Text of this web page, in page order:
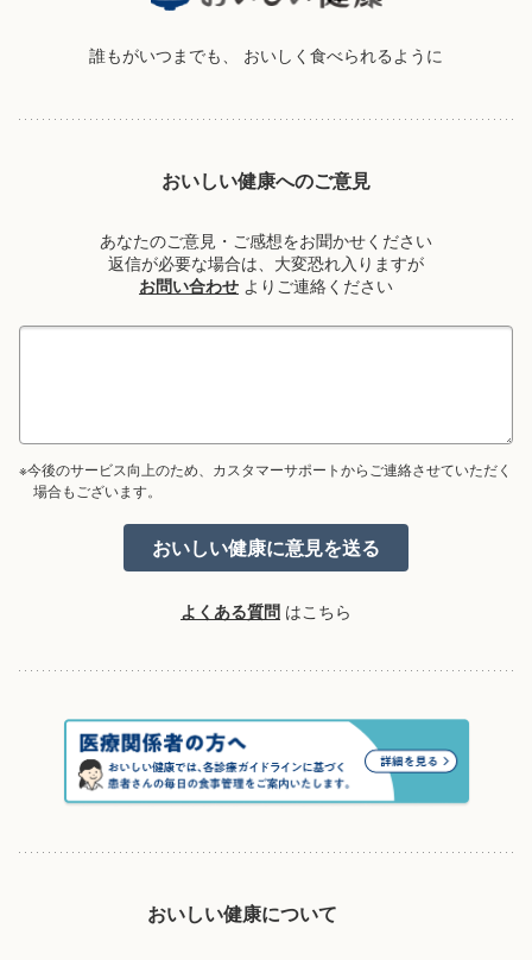
誰もがいつまでも、 おいしく食べられるように
おいしい健康へのご意見
あなたのご意見・ご感想をお聞かせください
返信が必要な場合は、大変恐れ入りますが
お問い合わせ よりご連絡ください
※今後のサービス向上のため、カスタマーサポートからご連絡させていただく
場合もございます。
よくある質問 はこちら
おいしい健康について